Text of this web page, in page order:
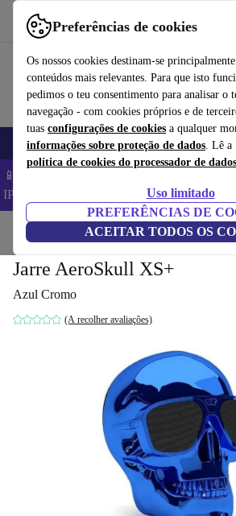
Preferências de cookies
Os nossos cookies destinam-se
conteúdos mais relevantes. Para que isto
pedimos o teu consentimento para analisar o
navegação - com cookies próprios e de
tuas configurações de cookies a qualquer
informações sobre proteção de dados. Lê a
política de cookies do processador de dados
Uso limitado
PREFERÊNCIAS DE
ACEITAR TODOS OS
Use o refurbed de forma rápida e fácil
Telemóveis Computadores Portáteis Tablets
📱 Poupa 5% EXTRA em todos os iPhones –
IPHONEDEAL –
Início Áudio Alti-falantes
Jarre AeroSkull XS+
Azul Cromo
(A recolher avaliações)